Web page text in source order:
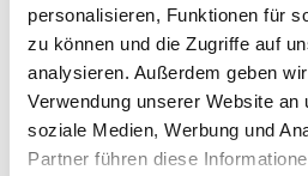
personalisieren, Funktionen für
zu können und die Zugriffe auf
analysieren. Außerdem geben
Verwendung unserer Website an
soziale Medien, Werbung und
Partner führen diese
PDF 91 KIB
Mini-Fahrplan 2026
02.09.2026)
Betreiber